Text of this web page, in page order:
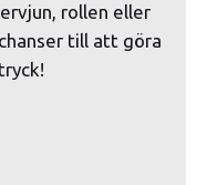
rollen eller
till att göra